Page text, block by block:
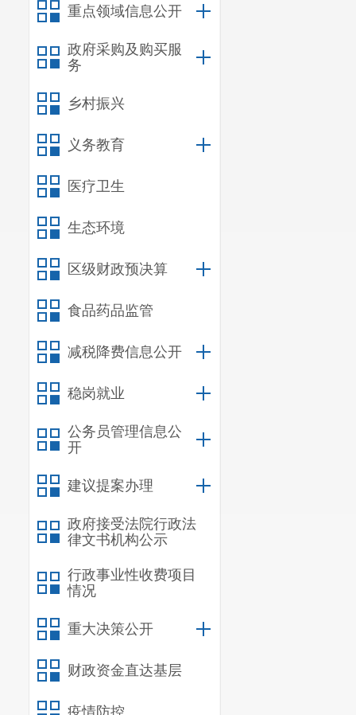
重点领域信息公开
政府采购及购买服
务
乡村振兴
义务教育
医疗卫生
生态环境
区级财政预决算
食品药品监管
减税降费信息公开
稳岗就业
公务员管理信息公
开
建议提案办理
政府接受法院行政法
律文书机构公示
行政事业性收费项目
情况
重大决策公开
财政资金直达基层
疫情防控